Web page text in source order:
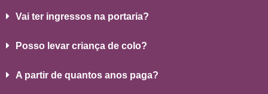
Vai ter ingressos na portaria?
Posso levar criança de colo?
A partir de quantos anos paga?